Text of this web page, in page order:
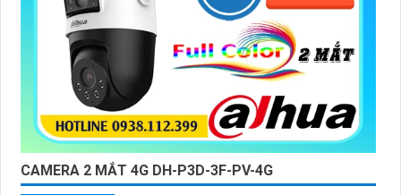
CAMERA 2 MẮT 4G DH-P3D-3F-PV-4G